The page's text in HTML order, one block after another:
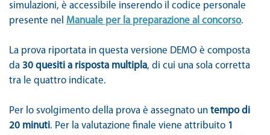
simulazioni, è accessibile inserendo il codice personale
presente nel Manuale per la preparazione al concorso.
La prova riportata in questa versione DEMO è composta
da 30 quesiti a risposta multipla, di cui una sola corretta
tra le quattro indicate.
Per lo svolgimento della prova è assegnato un tempo di
20 minuti. Per la valutazione finale viene attribuito 1